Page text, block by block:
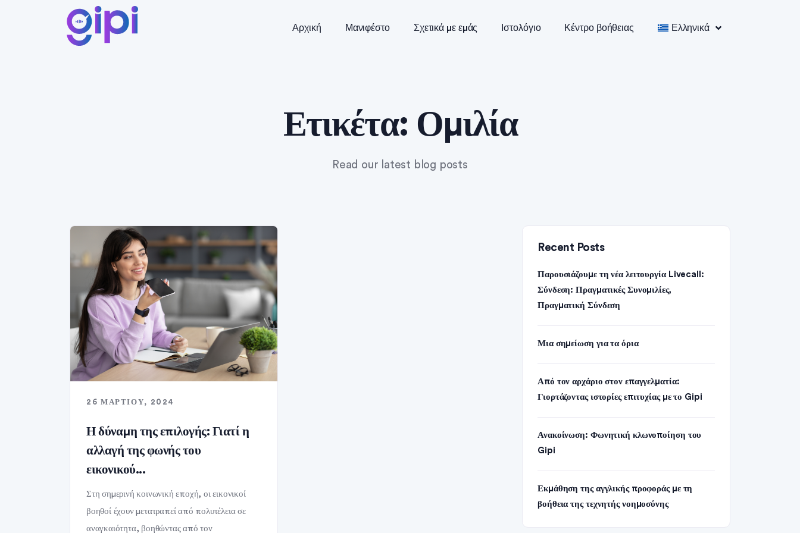
Αρχική Μανιφέστο Σχετικά με εμάς Ιστολόγιο Κέντρο βοήθειας Ελληνικά
Ετικέτα: Ομιλία
Read our latest blog posts
26 ΜΑΡΤΊΟΥ, 2024
Η δύναμη της επιλογής: Γιατί η
αλλαγή της φωνής του
εικονικού...
Στη σημερινή κοινωνική εποχή, οι εικονικοί
βοηθοί έχουν μετατραπεί από πολυτέλεια σε
αναγκαιότητα, βοηθώντας από τον
Recent Posts
Παρουσιάζουμε τη νέα λειτουργία Livecall:
Σύνδεση: Πραγματικές Συνομιλίες,
Πραγματική Σύνδεση
Μια σημείωση για τα όρια
Από τον αρχάριο στον επαγγελματία:
Γιορτάζοντας ιστορίες επιτυχίας με το Gipi
Ανακοίνωση: Φωνητική κλωνοποίηση του
Gipi
Εκμάθηση της αγγλικής προφοράς με τη
βοήθεια της τεχνητής νοημοσύνης